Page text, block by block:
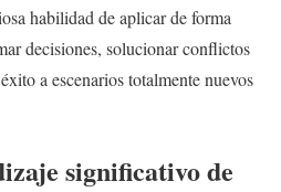
habilidad de aplicar de forma
decisiones, solucionar conflictos
a escenarios totalmente nuevos
significativo de